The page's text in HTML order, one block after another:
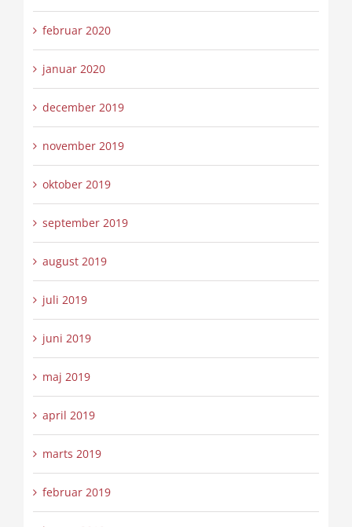
februar 2020
januar 2020
december 2019
november 2019
oktober 2019
september 2019
august 2019
juli 2019
juni 2019
maj 2019
april 2019
marts 2019
februar 2019